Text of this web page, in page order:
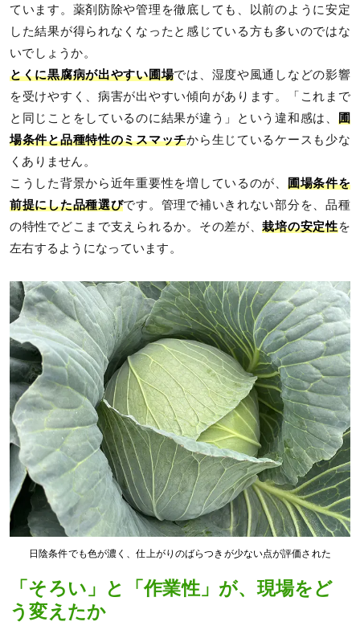
ています。薬剤防除や管理を徹底しても、以前のように安定
した結果が得られなくなったと感じている方も多いのではな
いでしょうか。
とくに黒腐病が出やすい圃場では、湿度や風通しなどの影響
を受けやすく、病害が出やすい傾向があります。「これまで
と同じことをしているのに結果が違う」という違和感は、 圃
場条件と品種特性のミスマッチから生じているケースも少な
くありません。
こうした背景から近年重要性を増しているのが、 圃場条件を
前提にした品種選びです。管理で補いきれない部分を、品種
の特性でどこまで支えられるか。その差が、栽培の安定性を
左右するようになっています。
日陰条件でも色が濃く、仕上がりのばらつきが少ない点が評価された
「そろい」と「作業性」が、現場をど
う変えたか